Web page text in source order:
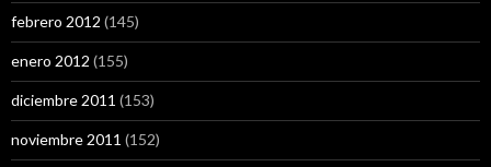
febrero 2012 (145)
enero 2012 (155)
diciembre 2011 (153)
noviembre 2011 (152)